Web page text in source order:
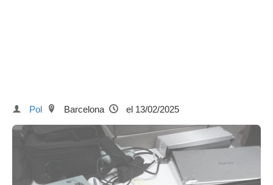
Pol Barcelona el 13/02/2025